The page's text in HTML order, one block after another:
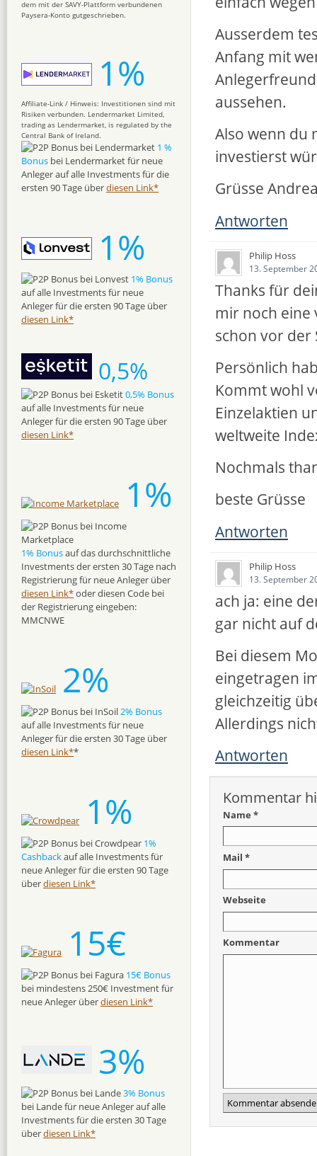
Ausserdem
Anfang mit
aussehen.
Also wenn du
investierst
Grüsse
Antworten
Philip Hoss
13. September
Thanks für
mir noch eine
schon vor
Persönlich
Kommt wohl
Einzelaktien
weltweite
Nochmals
beste Grüsse
Antworten
Philip Hoss
13. September
ach ja: eine
gar nicht auf
Bei diesem
eingetragen
gleichzeitig
Allerdings
Antworten
Kommentar
Name *
Mail *
Webseite
Kommentar
dem mit der SAVY-Plattform verbundenen
Paysera-Konto gutgeschrieben.
1%
Affiliate-Link / Hinweis: Investitionen sind mit
Risiken verbunden. Lendermarket Limited,
trading as Lendermarket, is regulated by the
Central Bank of Ireland.
1 %
Bonus bei Lendermarket für neue
Anleger auf alle Investments für die
ersten 90 Tage überdiesen Link*
1%
1% Bonus
auf alle Investments für neue
Anleger für die ersten 90 Tage über
diesen Link*
0,5%
0,5% Bonus
auf alle Investments für neue
Anleger für die ersten 90 Tage über
diesen Link*
1%
1% Bonusauf das durchschnittliche
Investments der ersten 30 Tage nach
Registrierung für neue Anleger über
diesen Link*oder diesen Code bei
der Registrierung eingeben:
MMCNWE
2%
2% Bonus
auf alle Investments für neue
Anleger für die ersten 30 Tage über
diesen Link**
1%
1%
Cashbackauf alle Investments für
neue Anleger für die ersten 90 Tage
überdiesen Link*
15€
15€ Bonus
bei mindestens 250€ Investment für
neue Anleger überdiesen Link*
3%
3% Bonus
bei Lande für neue Anleger auf alle
Investments für die ersten 30 Tage
überdiesen Link*